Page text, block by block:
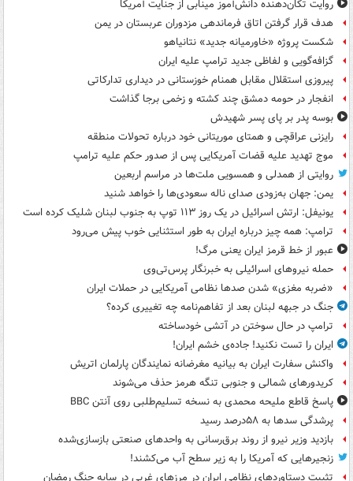
روایت تکان‌دهنده دانش‌آموز مینابی از جنایت آمریکا
هدف قرار گرفتن اتاق‌ فرماندهی مزدوران عربستان در یمن
شکست پروژه «خاورمیانه جدید» نتانیاهو
گزافه‌گویی و لفاظی جدید ترامپ علیه ایران
پیروزی استقلال مقابل همنام خوزستانی در دیداری تدارکاتی
انفجار در حومه دمشق چند کشته و زخمی برجا گذاشت
بوسه‌ پدر بر پای پسر شهیدش
رایزنی عراقچی و همتای موریتانی خود درباره تحولات منطقه
موج تهدید علیه قضات آمریکایی پس از صدور حکم علیه ترامپ
روایتی از همدلی و همسویی ملت‌ها در مراسم اربعین
یمن: جهان به‌زودی صدای ناله سعودی‌ها را خواهد شنید
یونیفل: ارتش اسرائیل در یک روز ۱۱۳ توپ به جنوب لبنان شلیک کرده است
ترامپ: همه چیز درباره ایران به طور استثنایی خوب پیش می‌رود
عبور از خط قرمز ایران یعنی مرگ!
حمله نیروهای اسرائیلی به خبرنگار پرس‌تی‌وی
«ضربه مغزی» شدن صدها نظامی آمریکایی در حملات ایران
جنگ در جبهه لبنان بعد از تفاهم‌نامه چه تغییری کرده؟
ترامپ در حال سوختن در آتشی خودساخته
ایران را تست نکنید! جاده‌ی خشم ایران!
واکنش سفارت ایران به بیانیه مغرضانه نمایندگان پارلمان اتریش
کریدورهای شمالی و جنوبی تنگه هرمز حذف می‌شوند
پاسخ قاطع ملیحه محمدی به نسخه تسلیم‌طلبی روی آنتن BBC
پرشدگی سدها به ۵۸درصد رسید
بازدید وزیر نیرو از روند برق‌رسانی به واحدهای صنعتی بازسازی‌شده
زنجیرهایی که آمریکا را به زیر سطح آب می‌کشند!
تثبیت دستاوردهای نظامی ایران در مرزهای غربی در سایه جنگ رمضان